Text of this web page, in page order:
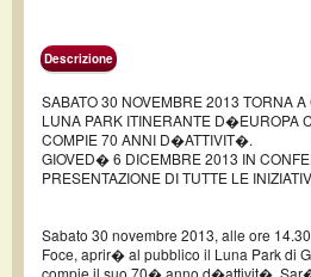
Descrizione
SABATO 30 NOVEMBRE 2013 TORNA
LUNA PARK ITINERANTE D�EUROPA
COMPIE 70 ANNI D�ATTIVIT�.
GIOVED� 6 DICEMBRE 2013 IN
PRESENTAZIONE DI TUTTE LE
Sabato 30 novembre 2013, alle ore
Foce, aprir� al pubblico il Luna Park di
compie il suo 70� anno d�attivit�.